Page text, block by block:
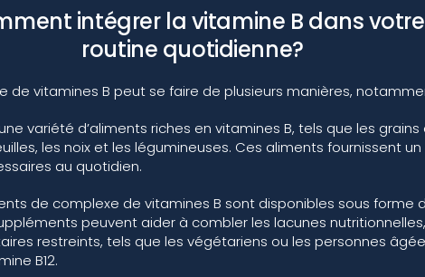
intégrer la vitamine B dans votre
routine quotidienne?
de vitamines B peut se faire de plusieurs manières,
variété d’aliments riches en vitamines B, tels que les grains
les noix et les légumineuses. Ces aliments fournissent
au quotidien.
de complexe de vitamines B sont disponibles sous forme
peuvent aider à combler les lacunes
restreints, tels que les végétariens ou les personnes
B12.